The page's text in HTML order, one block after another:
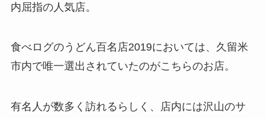
内屈指の人気店。
食べログのうどん百名店2019においては、久留米
市内で唯一選出されていたのがこちらのお店。
有名人が数多く訪れるらしく、店内には沢山のサ